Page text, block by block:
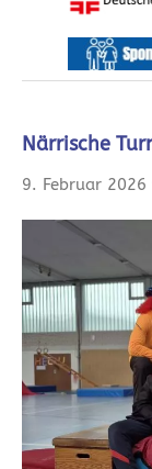
Närrische
9. Februar